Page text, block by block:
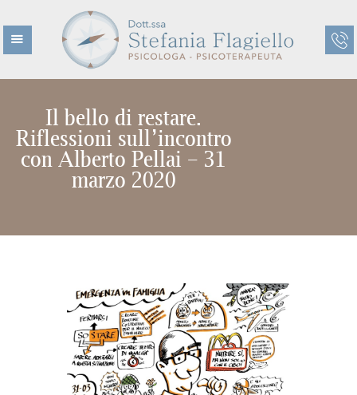
Il bello di restare.
Riflessioni sull’incontro
con Alberto Pellai – 31
marzo 2020
HOME
CHI SONO
CHI NON SONO
BLOG